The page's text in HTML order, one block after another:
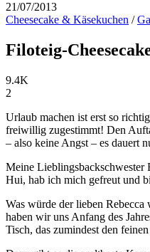
21/07/2013
Cheesecake & Käsekuchen /
Filoteig-
9.4K
2
Urlaub machen ist erst so
freiwillig zugestimmt! Den
– also keine Angst – es dauert
Meine Lieblingsbackschwester
Hui, hab ich mich gefreut und
Was würde der lieben
haben wir uns Anfang des
Tisch, das zumindest den